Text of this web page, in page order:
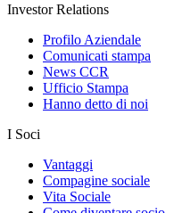
Investor Relations
Profilo Aziendale
Comunicati stampa
News CCR
Ufficio Stampa
Hanno detto di noi
I Soci
Vantaggi
Compagine sociale
Vita Sociale